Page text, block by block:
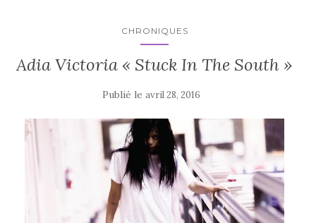
CHRONIQUES
Adia Victoria « Stuck In The South »
Publié le avril 28, 2016